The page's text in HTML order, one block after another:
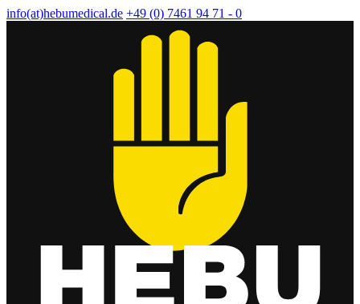
info(at)hebumedical.de +49 (0) 7461 94 71 - 0